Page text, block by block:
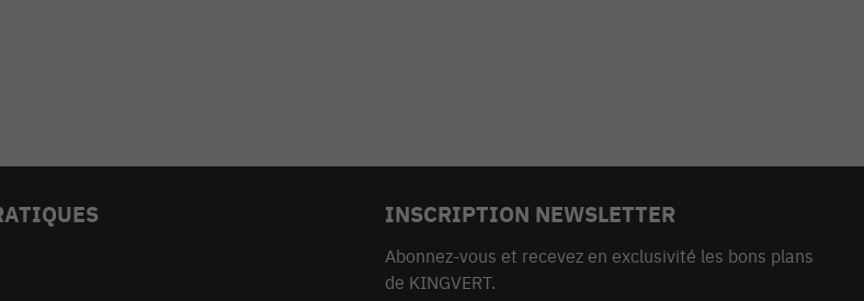
INSCRIPTION NEWSLETTER
Abonnez-vous et recevez en exclusivité les bons plans
de KINGVERT.